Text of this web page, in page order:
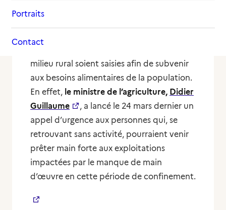
Portraits
Contact
milieu rural soient saisies afin de subvenir
aux besoins alimentaires de la population.
En effet, le ministre de l’agriculture, Didier
Guillaume
, a lancé le 24 mars dernier un
appel d’urgence aux personnes qui, se
retrouvant sans activité, pourraient venir
prêter main forte aux exploitations
impactées par le manque de main
d’œuvre en cette période de confinement.